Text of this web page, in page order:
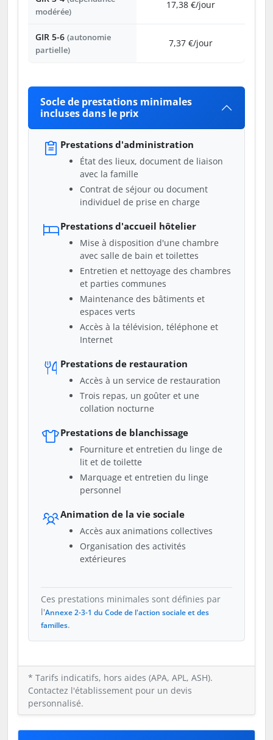
modérée)
17,38 €/jour
GIR 5-6 (autonomie
partielle)
7,37 €/jour
Socle de prestations minimales
incluses dans le prix
Prestations d'administration
État des lieux, document de liaison
avec la famille
Contrat de séjour ou document
individuel de prise en charge
Prestations d'accueil hôtelier
Mise à disposition d'une chambre
avec salle de bain et toilettes
Entretien et nettoyage des chambres
et parties communes
Maintenance des bâtiments et
espaces verts
Accès à la télévision, téléphone et
Internet
Prestations de restauration
Accès à un service de restauration
Trois repas, un goûter et une
collation nocturne
Prestations de blanchissage
Fourniture et entretien du linge de
lit et de toilette
Marquage et entretien du linge
personnel
Animation de la vie sociale
Accès aux animations collectives
Organisation des activités
extérieures
Ces prestations minimales sont définies par
l'Annexe 2-3-1 du Code de l'action sociale et des
familles.
* Tarifs indicatifs, hors aides (APA, APL, ASH).
Contactez l'établissement pour un devis
personnalisé.